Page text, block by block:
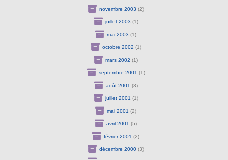
novembre 2003 (2)
juillet 2003 (1)
mai 2003 (1)
octobre 2002 (1)
mars 2002 (1)
septembre 2001 (1)
août 2001 (3)
juillet 2001 (1)
mai 2001 (2)
avril 2001 (5)
février 2001 (2)
décembre 2000 (3)